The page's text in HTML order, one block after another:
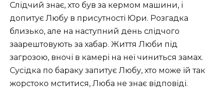
Слідчий знає, хто був за кермом машини, і
допитує Любу в присутності Юри. Розгадка
близько, але на наступний день слідчого
заарештовують за хабар. Життя Люби під
загрозою, вночі в камері на неї чиниться замах.
Сусідка по бараку запитує Любу, хто може їй так
жорстоко мститися, Люба не знає відповіді.